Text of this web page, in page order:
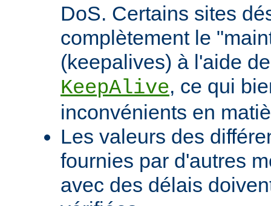
DoS. Certains sites
complètement le
(keepalives) à l'aide
KeepAlive, ce qui
inconvénients en
Les valeurs des
fournies par d'autres
avec des délais